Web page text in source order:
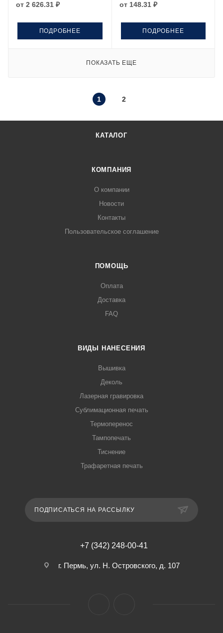
от 2 626.31 ₽
ПОДРОБНЕЕ
от 148.31 ₽
ПОДРОБНЕЕ
ПОКАЗАТЬ ЕЩЕ
1 2
КАТАЛОГ
КОМПАНИЯ
О компании
Новости
Контакты
Пользовательское соглашение
ПОМОЩЬ
Оплата
Доставка
FAQ
ВИДЫ НАНЕСЕНИЯ
Вышивка
Деколь
Лазерная гравировка
Сублимационная печать
Термоперенос
Тампопечать
Тиснение
Трафаретная печать
ПОДПИСАТЬСЯ НА РАССЫЛКУ
+7 (342) 248-00-41
г. Пермь, ул. Н. Островского, д. 107